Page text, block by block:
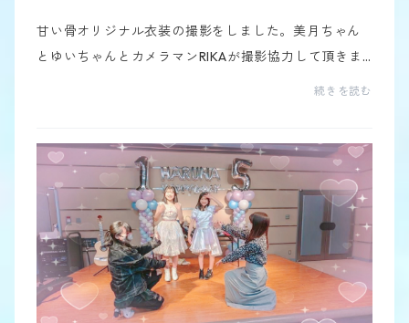
甘い骨オリジナル衣装の撮影をしました。美月ちゃん
とゆいちゃんとカメラマンRIKAが撮影協力して頂きま
続きを読む